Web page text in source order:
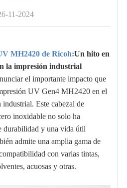
11-2024
MH2420 de Ricoh:Un hito en
la impresión industrial
el importante impacto que
UV Gen4 MH2420 en el
Este cabezal de
inoxidable no solo ha
durabilidad y una vida útil
admite una amplia gama de
con varias tintas,
acuosas y otras.